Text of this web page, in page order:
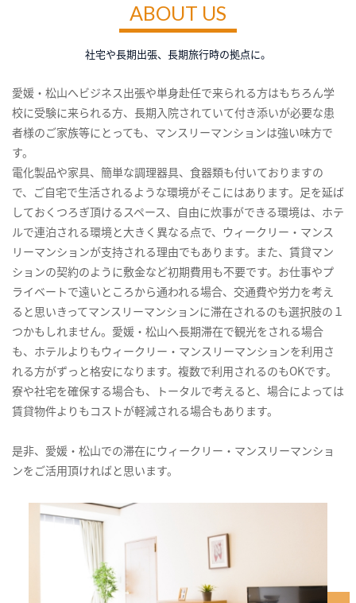
ABOUT US
社宅や長期出張、長期旅行時の拠点に。
愛媛・松山へビジネス出張や単身赴任で来られる方はもちろん学
校に受験に来られる方、長期入院されていて付き添いが必要な患
者様のご家族等にとっても、マンスリーマンションは強い味方で
す。
電化製品や家具、簡単な調理器具、食器類も付いておりますの
で、ご自宅で生活されるような環境がそこにはあります。足を延ば
しておくつろぎ頂けるスペース、自由に炊事ができる環境は、ホテ
ルで連泊される環境と大きく異なる点で、ウィークリー・マンス
リーマンションが支持される理由でもあります。また、賃貸マン
ションの契約のように敷金など初期費用も不要です。お仕事やプ
ライベートで遠いところから通われる場合、交通費や労力を考え
ると思いきってマンスリーマンションに滞在されるのも選択肢の１
つかもしれません。愛媛・松山へ長期滞在で観光をされる場合
も、ホテルよりもウィークリー・マンスリーマンションを利用さ
れる方がずっと格安になります。複数で利用されるのもOKです。
寮や社宅を確保する場合も、トータルで考えると、場合によっては
賃貸物件よりもコストが軽減される場合もあります。
是非、愛媛・松山での滞在にウィークリー・マンスリーマンショ
ンをご活用頂ければと思います。